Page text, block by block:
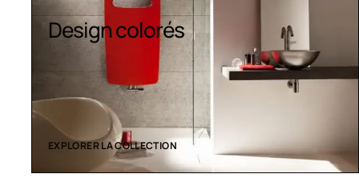
Sèche-serviettes
contemporains
EXPLORER LA COLLECTION